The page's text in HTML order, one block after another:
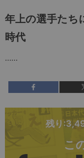
年上の選手たち
時代
……
残り
こ